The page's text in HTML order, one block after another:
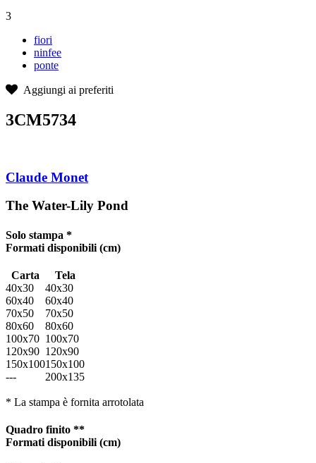
3
fiori
ninfee
ponte
Aggiungi ai preferiti
3CM5734
Claude Monet
The Water-Lily Pond
Solo stampa *
Formati disponibili (cm)
Carta
Tela
40x30
40x30
60x40
60x40
70x50
70x50
80x60
80x60
100x70 100x70
120x90 120x90
150x100150x100
---
200x135
* La stampa è fornita arrotolata
Quadro finito **
Formati disponibili (cm)